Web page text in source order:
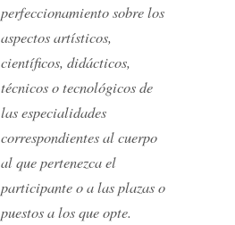
perfeccionamiento sobre los
aspectos artísticos,
científicos, didácticos,
técnicos o tecnológicos de
las especialidades
correspondientes al cuerpo
al que pertenezca el
participante o a las plazas o
puestos a los que opte.